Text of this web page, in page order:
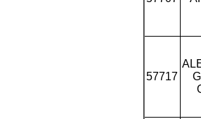
57717